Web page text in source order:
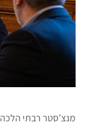
מנצ’סטר רבתי